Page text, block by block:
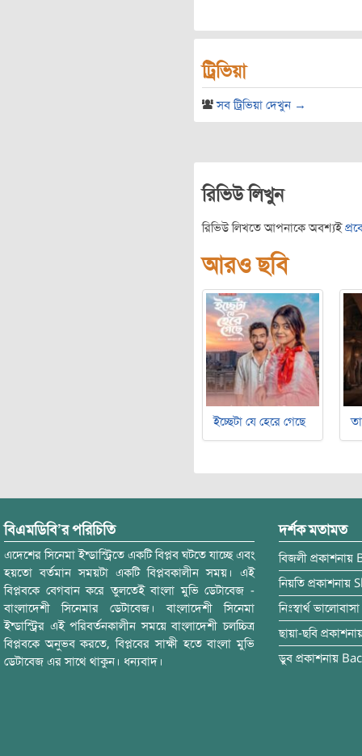
ট্রিভিয়া
সব ট্রিভিয়া দেখুন →
রিভিউ লিখুন
রিভিউ লিখতে আপনাকে অবশ্যই
আরও ছবি
ইচ্ছেটা যে হেরে গেছে
বিএমডিবি’র পরিচিতি
এদেশের সিনেমা ইন্ডাস্ট্রিতে একটি বিপ্লব ঘটতে যাচ্ছে এবং
হয়তো বর্তমান সময়টা একটি বিপ্লবকালীন সময়। এই
বিপ্লবকে বেগবান করে তুলতেই বাংলা মুভি ডেটাবেজ -
বাংলাদেশী সিনেমার ডেটাবেজ। বাংলাদেশী সিনেমা
ইন্ডাস্ট্রির এই পরিবর্তনকালীন সময়ে বাংলাদেশী চলচ্চিত্র
বিপ্লবকে অনুভব করতে, বিপ্লবের সাক্ষী হতে বাংলা মুভি
ডেটাবেজ এর সাথে থাকুন। ধন্যবাদ।
দর্শক মতামত
বিজলী প্রকাশনায়
নিয়তি প্রকাশনায়
নিঃস্বার্থ ভালোবাসা
ছায়া-ছবি
ডুব প্রকাশনায়